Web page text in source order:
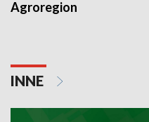
Agroregion
INNE